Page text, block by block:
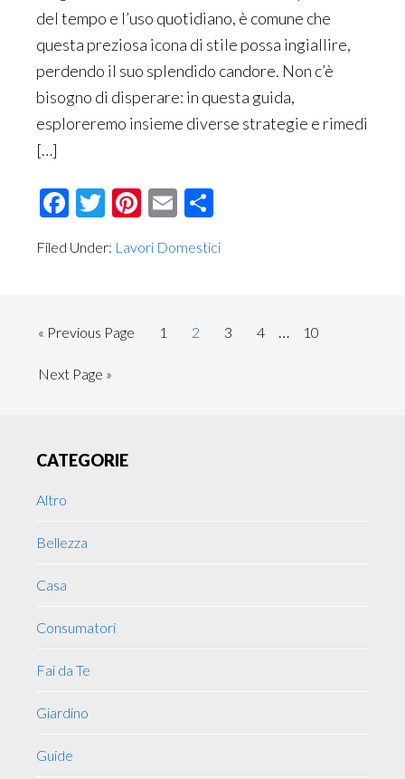
del tempo e l’uso quotidiano, è comune che
questa preziosa icona di stile possa ingiallire,
perdendo il suo splendido candore. Non c’è
bisogno di disperare: in questa guida,
esploreremo insieme diverse strategie e rimedi
[…]
Facebook
Twitter
Pinterest
Email
Filed Under: Lavori Domestici
« Go
Previous Page Page
1 Page
2 Page
3 Page
4
Interim
… Page
10
Go
Next Page »
Sidebar
CATEGORIE
Altro
Bellezza
Casa
Consumatori
Fai da Te
Giardino
Guide